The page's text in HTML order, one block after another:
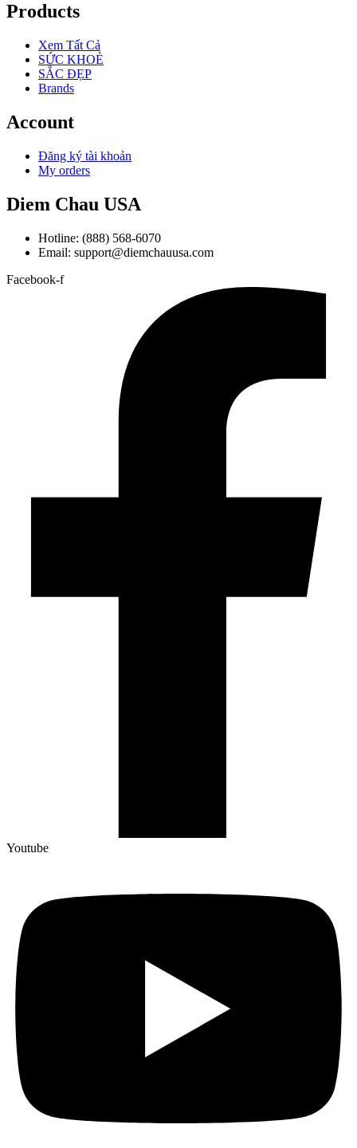
Products
Xem Tất Cả
SỨC KHOẺ
SẮC ĐẸP
Brands
Account
Đăng ký tài khoản
My orders
Diem Chau USA
Hotline: (888) 568-6070
Email: support@diemchauusa.com
Facebook-f
Youtube